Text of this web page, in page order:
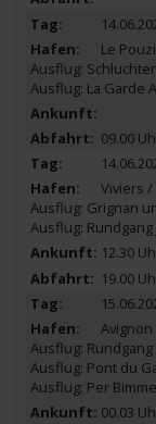
Le
Ausflug:
Ausflug: La Garde
09.00
Viviers /
Ausflug: Grignan
Ausflug: Rundgang
12.30
19.00
Ausflug: Rundgang
Ausflug: Pont du
Ausflug: Per
00.03